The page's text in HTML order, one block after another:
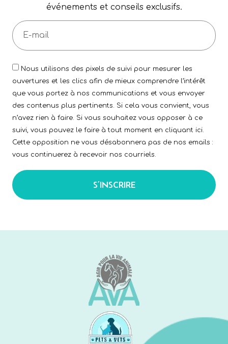
événements et conseils exclusifs.
Nous utilisons des pixels de suivi pour mesurer les
ouvertures et les clics afin de mieux comprendre l’intérêt
que vous portez à nos communications et vous envoyer
des contenus plus pertinents. Si cela vous convient, vous
n’avez rien à faire. Si vous souhaitez vous opposer à ce
suivi, vous pouvez le faire à tout moment en cliquant ici.
Cette opposition ne vous désabonnera pas de nos emails :
vous continuerez à recevoir nos courriels.
S’INSCRIRE